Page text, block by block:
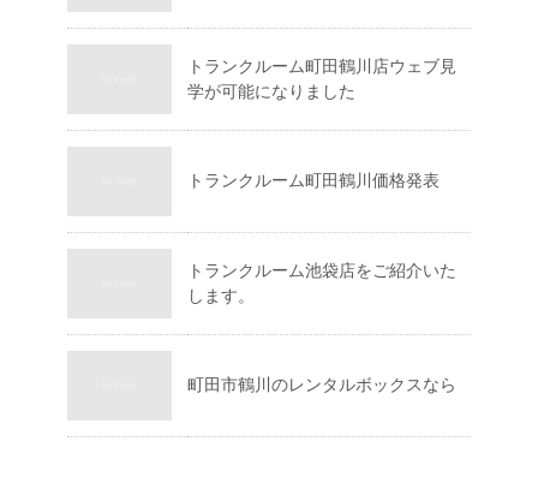
トランクルーム町田鶴川店ウェブ見
学が可能になりました
トランクルーム町田鶴川価格発表
トランクルーム池袋店をご紹介いた
します。
町田市鶴川のレンタルボックスなら